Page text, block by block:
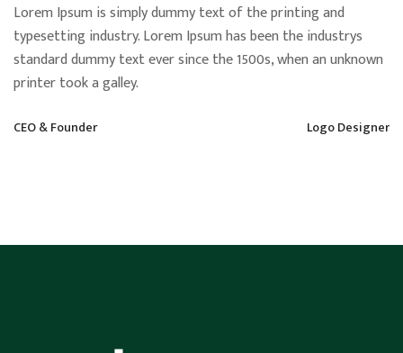
Lorem Ipsum is simply dummy text of the printing and
typesetting industry. Lorem Ipsum has been the industrys
standard dummy text ever since the 1500s, when an unknown
printer took a galley.
CEO & Founder Logo Designer